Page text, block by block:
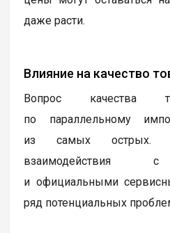
даже расти.
Влияние на качество
Вопрос качества
по параллельному
из самых острых.
взаимодействия с
и официальными
ряд потенциальных